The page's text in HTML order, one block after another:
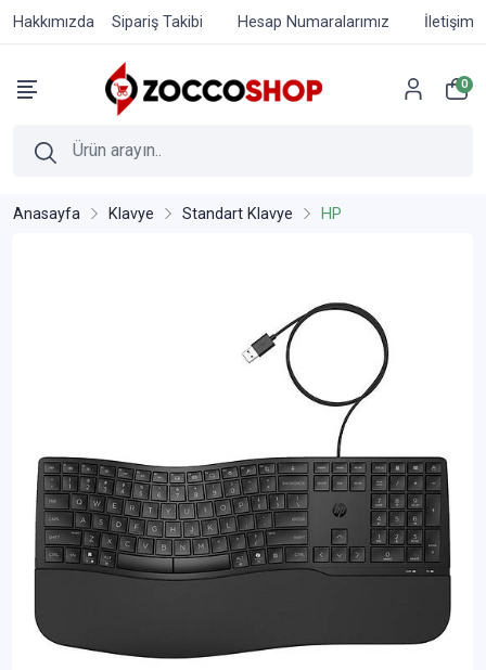
Hakkımızda Sipariş Takibi Hesap Numaralarımız İletişim
0
Anasayfa Klavye Standart Klavye HP